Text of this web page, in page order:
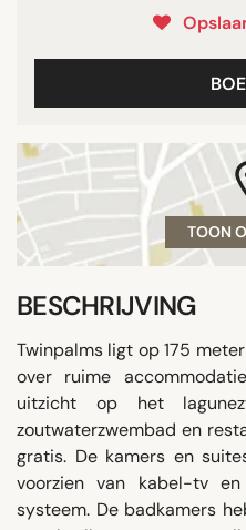
TOON
BESCHRIJVING
Twinpalms ligt op 175
over ruime
uitzicht op het
zoutwaterzwembad en
gratis. De kamers en
voorzien van kabel-tv
systeem. De badkamers